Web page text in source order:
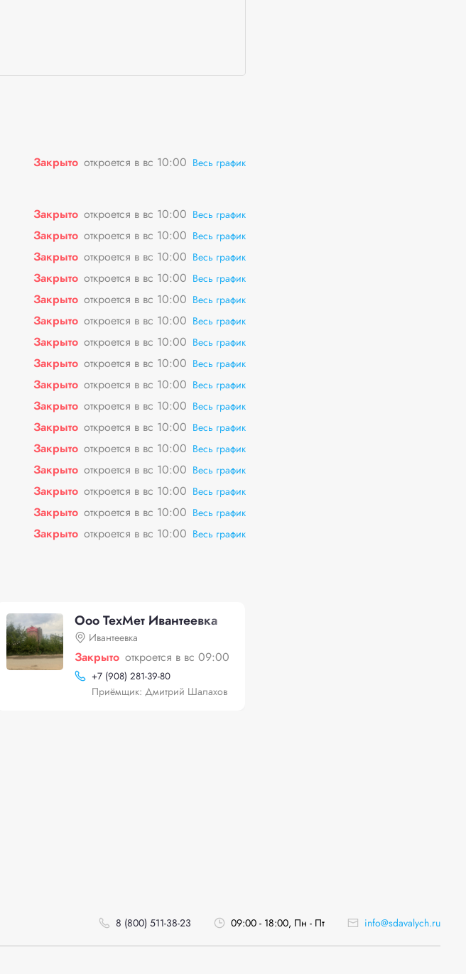
Закрыто откроется в вс 10:00 Весь график
Закрыто откроется в вс 10:00 Весь график
Закрыто откроется в вс 10:00 Весь график
Закрыто откроется в вс 10:00 Весь график
Закрыто откроется в вс 10:00 Весь график
Закрыто откроется в вс 10:00 Весь график
Закрыто откроется в вс 10:00 Весь график
Закрыто откроется в вс 10:00 Весь график
Закрыто откроется в вс 10:00 Весь график
Закрыто откроется в вс 10:00 Весь график
Закрыто откроется в вс 10:00 Весь график
Закрыто откроется в вс 10:00 Весь график
Закрыто откроется в вс 10:00 Весь график
Закрыто откроется в вс 10:00 Весь график
Закрыто откроется в вс 10:00 Весь график
Закрыто откроется в вс 10:00 Весь график
Закрыто откроется в вс 10:00 Весь график
Ооо ТехМет Ивантеевка
Ивантеевка
Закрыто откроется в вс 09:00
+7 (908) 281-39-80
Приёмщик: Дмитрий Шалахов
8 (800) 511-38-23 09:00 - 18:00, Пн - Пт info@sdavalych.ru